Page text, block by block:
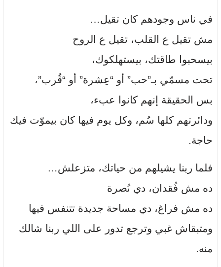
في ناس وجودهم كان تقيل…
مش تقيل ع القلب، تقيل ع الروح
بيسحبوا طاقتك، بيستهلكوك،
تحت مسمّي بـ”حب” أو “عِشرة” أو “قُرب”،
بس الحقيقة إنهم كانوا عبء،
ودائرتهم كلها سُم، وكل يوم فيها كان بيموّت فيك
حاجة.
فلما ربنا يشيلهم من حياتك، متزعلش…
ده مش فُقدان، دي نُصرة
ده مش فراغ، دي مساحة جديدة تتنفس فيها
ومتبقاش غبي وترجع تدور على اللي ربنا شالك
منه.